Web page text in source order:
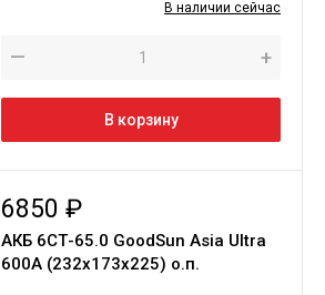
В наличии сейчас
— +
В корзину
6850 ₽
АКБ 6СТ-65.0 GoodSun Asia Ultra
600A (232x173x225) о.п.